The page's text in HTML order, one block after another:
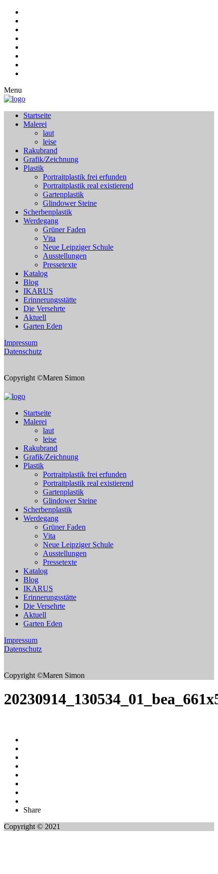
Menu
Startseite
Malerei
laut
leise
Rakubrand
Grafik/Zeichnung
Plastik
Portraitplastik frei erfunden
Portraitplastik real existierend
Gartenplastik
Glindower Steine
Scherbenplastik
Werdegang
Grüner Faden
Vita
Neue Leipziger Schule
Ausstellungen
Pressetexte
Katalog
Blog
IKARUS
Erinnerungsstätte
Die Versehrte
Aktuell
Garten Eden
Impressum
Datenschutz
Copyright ©Maren Simon
Startseite
Malerei
laut
leise
Rakubrand
Grafik/Zeichnung
Plastik
Portraitplastik frei erfunden
Portraitplastik real existierend
Gartenplastik
Glindower Steine
Scherbenplastik
Werdegang
Grüner Faden
Vita
Neue Leipziger Schule
Ausstellungen
Pressetexte
Katalog
Blog
IKARUS
Erinnerungsstätte
Die Versehrte
Aktuell
Garten Eden
Impressum
Datenschutz
Copyright ©Maren Simon
Share
Copyright © 2021